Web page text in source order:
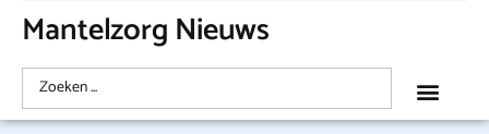
Mantelzorg Nieuws